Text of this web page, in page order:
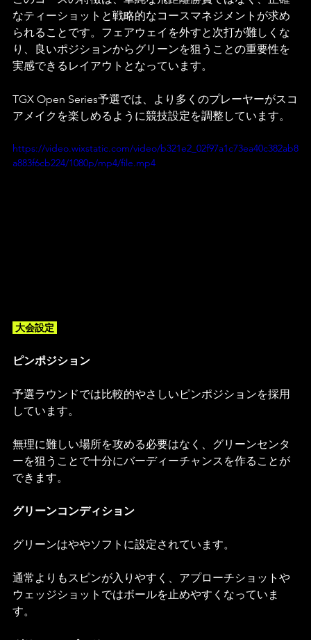
なティーショットと戦略的なコースマネジメントが求め
られることです。フェアウェイを外すと次打が難しくな
り、良いポジションからグリーンを狙うことの重要性を
実感できるレイアウトとなっています。
TGX Open Series予選では、より多くのプレーヤーがスコ
アメイクを楽しめるように競技設定を調整しています。
https://video.wixstatic.com/video/b321e2_02f97a1c73ea40c382ab8
a883f6cb224/1080p/mp4/file.mp4
大会設定
ピンポジション
予選ラウンドでは比較的やさしいピンポジションを採用
しています。
無理に難しい場所を攻める必要はなく、グリーンセンタ
ーを狙うことで十分にバーディーチャンスを作ることが
できます。
グリーンコンディション
グリーンはややソフトに設定されています。
通常よりもスピンが入りやすく、アプローチショットや
ウェッジショットではボールを止めやすくなっていま
す。